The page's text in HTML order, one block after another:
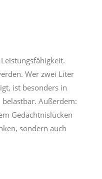
Wer zwei Liter
ist besonders in
Außerdem:
Gedächtnislücken
sondern auch